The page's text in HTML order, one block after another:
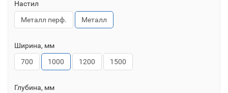
Настил
Металл перф.
Металл
Ширина, мм
700
1000 1200 1500
Глубина, мм